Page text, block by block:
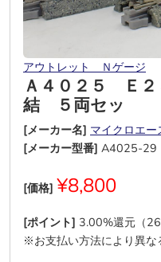
アウトレット Ｎゲージ
Ａ４０２５ Ｅ２
結 ５両セッ
[メーカー名] マイクロエー
[メーカー型番] A4025-29
[価格] ¥8,800
[ポイント] 3.00%還元（
※お支払い方法により異な